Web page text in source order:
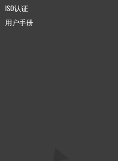
ISO认证
用户手册